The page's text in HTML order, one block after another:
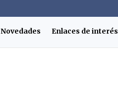
Novedades Enlaces de interés